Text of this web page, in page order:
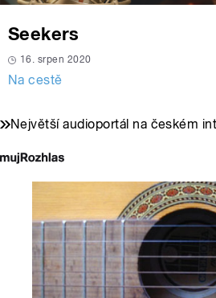
Seekers
16. srpen 2020
Na cestě
Největší audioportál na českém